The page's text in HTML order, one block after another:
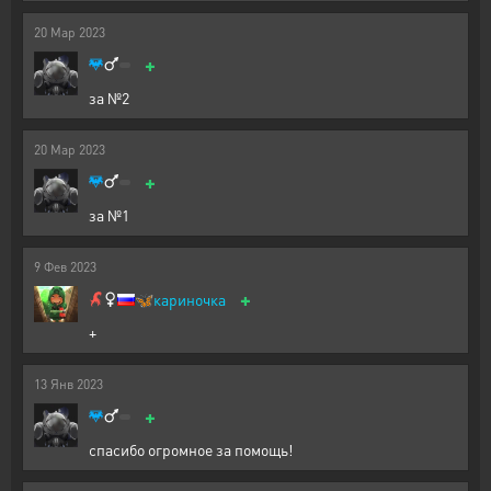
20 Мар 2023
+
за №2
20 Мар 2023
+
за №1
9 Фев 2023
🦋кариночка +
+
13 Янв 2023
+
спасибо огромное за помощь!